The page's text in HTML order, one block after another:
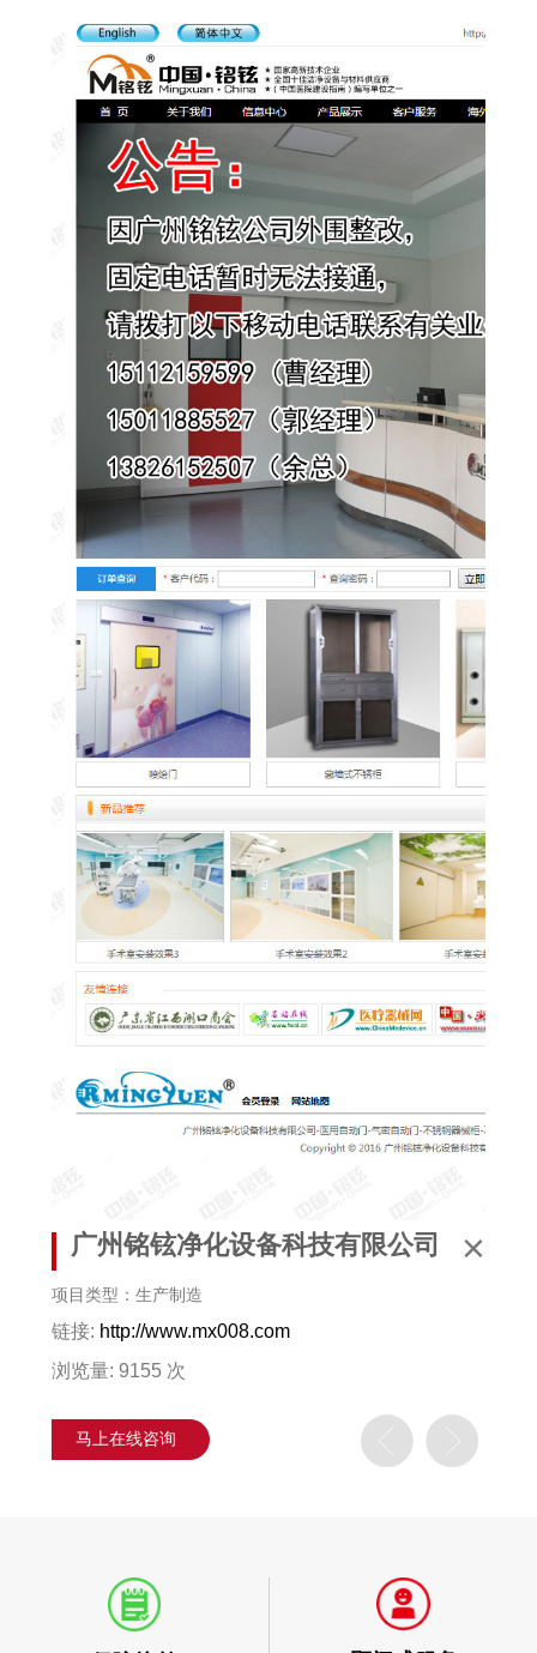
广州铭铉净化设备科技有限公司 ×
项目类型：生产制造
链接: http://www.mx008.com
浏览量: 9155 次
马上在线咨询